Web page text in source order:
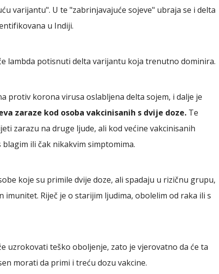
varijantu". U te "zabrinjavajuće sojeve" ubraja se i delta
u Indiji.
lambda potisnuti delta varijantu koja trenutno dominira.
protiv korona virusa oslabljena delta sojem, i dalje je
zaraze kod osoba vakcinisanih s dvije doze. Te
zarazu na druge ljude, ali kod većine vakcinisanih
ili čak nikakvim simptomima.
koje su primile dvije doze, ali spadaju u rizičnu grupu,
imunitet. Riječ je o starijim ljudima, obolelim od raka ili s
uzrokovati teško oboljenje, zato je vjerovatno da će ta
morati da primi i treću dozu vakcine.